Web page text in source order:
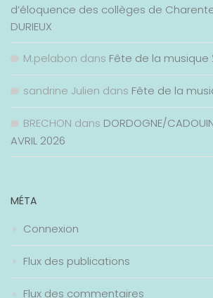
d’éloquence des collèges de Charente.
DURIEUX
M.pelabon dans Fête de la musique
sandrine Julien dans Fête de la
BRECHON dans DORDOGNE/
AVRIL 2026
MÉTA
Connexion
Flux des publications
Flux des commentaires